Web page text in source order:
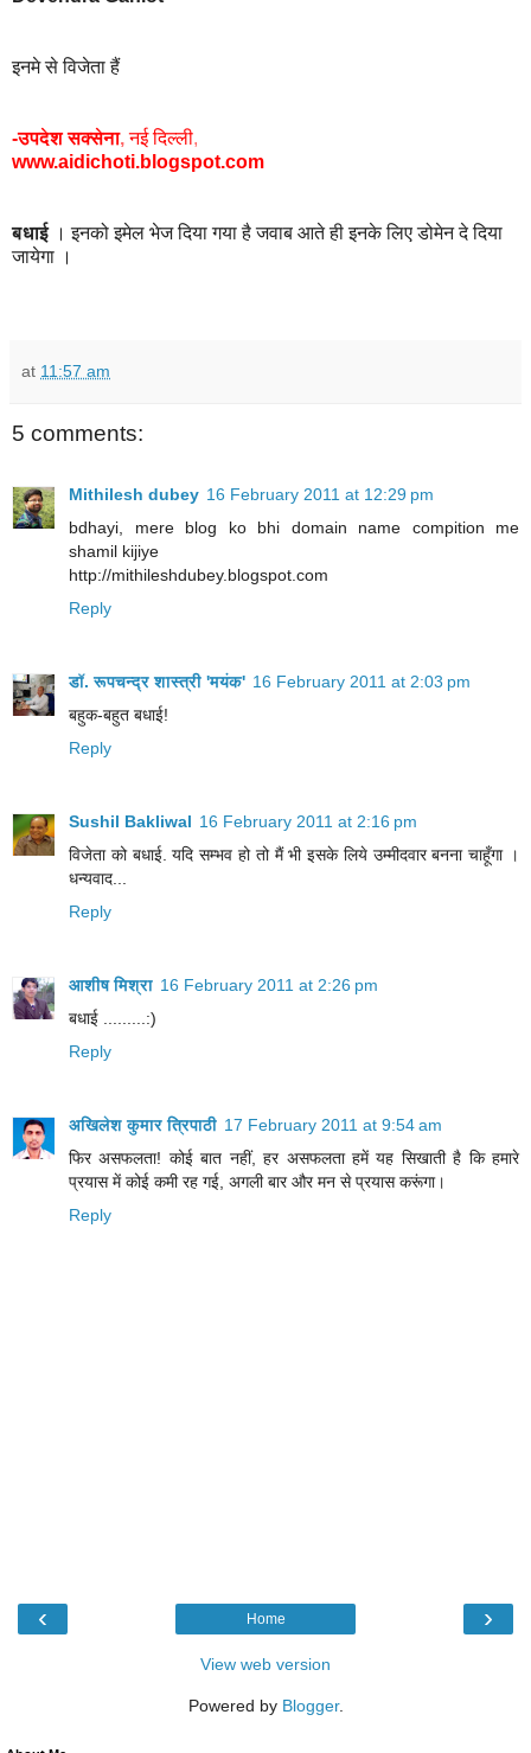
इनमे से विजेता हैं
-उपदेश सक्सेना, नई दिल्ली,
www.aidichoti.blogspot.com
बधाई। इनको इमेल भेज दिया गया है जवाब आते ही इनके लिए डोमेन दे दिया
जायेगा ।
at 11:57 am
5 comments:
Mithilesh dubey 16 February 2011 at 12:29 pm
bdhayi, mere blog ko bhi domain name compition me
shamil kijiye
http://mithileshdubey.blogspot.com
Reply
डॉ. रूपचन्द्र शास्त्री 'मयंक' 16 February 2011 at 2:03 pm
बहुक-बहुत बधाई!
Reply
Sushil Bakliwal 16 February 2011 at 2:16 pm
विजेता को बधाई. यदि सम्भव हो तो मैं भी इसके लिये उम्मीदवार बनना चाहूँगा ।
धन्यवाद...
Reply
आशीष मिश्रा 16 February 2011 at 2:26 pm
बधाई .........:)
Reply
अखिलेश कुमार त्रिपाठी 17 February 2011 at 9:54 am
फिर असफलता! कोई बात नहीं, हर असफलता हमें यह सिखाती है कि हमारे
प्रयास में कोई कमी रह गई, अगली बार और मन से प्रयास करूंगा।
Reply
‹ ›
Home
View web version
Powered by Blogger.